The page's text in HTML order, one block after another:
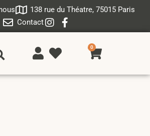
138 rue du Théatre, 75015 Paris
Contact
0